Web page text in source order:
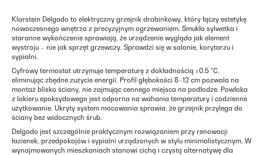
Klarstein Delgado to elektryczny grzejnik drabinkowy, który łączy estetykę
nowoczesnego wnętrza z precyzyjnym ogrzewaniem. Smukła sylwetka i
staranne wykończenie sprawiają, że urządzenie wygląda jak element
wystroju – nie jak sprzęt grzewczy. Sprawdzi się w salonie, korytarzu i
sypialni.
Cyfrowy termostat utrzymuje temperaturę z dokładnością ±0,5 °C,
eliminując zbędne zużycie energii. Profil głębokości 8–12 cm pozwala na
montaż blisko ściany, nie zajmując cennego miejsca na podłodze. Powłoka
z lakieru epoksydowego jest odporna na wahania temperatury i codzienne
użytkowanie. Ukryty system mocowania sprawia, że grzejnik przylega do
ściany bez widocznych śrub.
Delgado jest szczególnie praktycznym rozwiązaniem przy renowacji
łazienek, przedpokojów i sypialni urządzonych w stylu minimalistycznym. W
wynajmowanych mieszkaniach stanowi cichą i czystą alternatywę dla